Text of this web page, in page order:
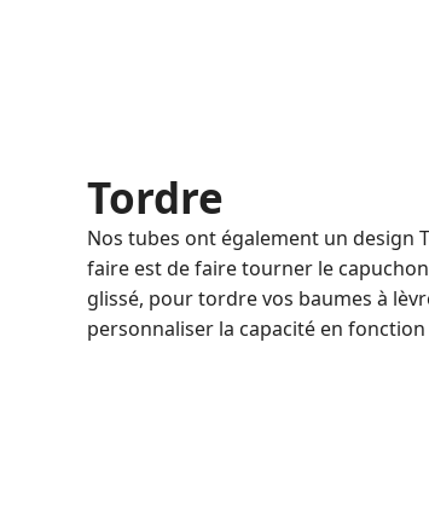
Tordre
Nos tubes ont également un design
faire est de faire tourner le
glissé, pour tordre vos baumes à
personnaliser la capacité en